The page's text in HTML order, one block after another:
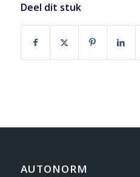
Deel dit stuk
AUTONORM